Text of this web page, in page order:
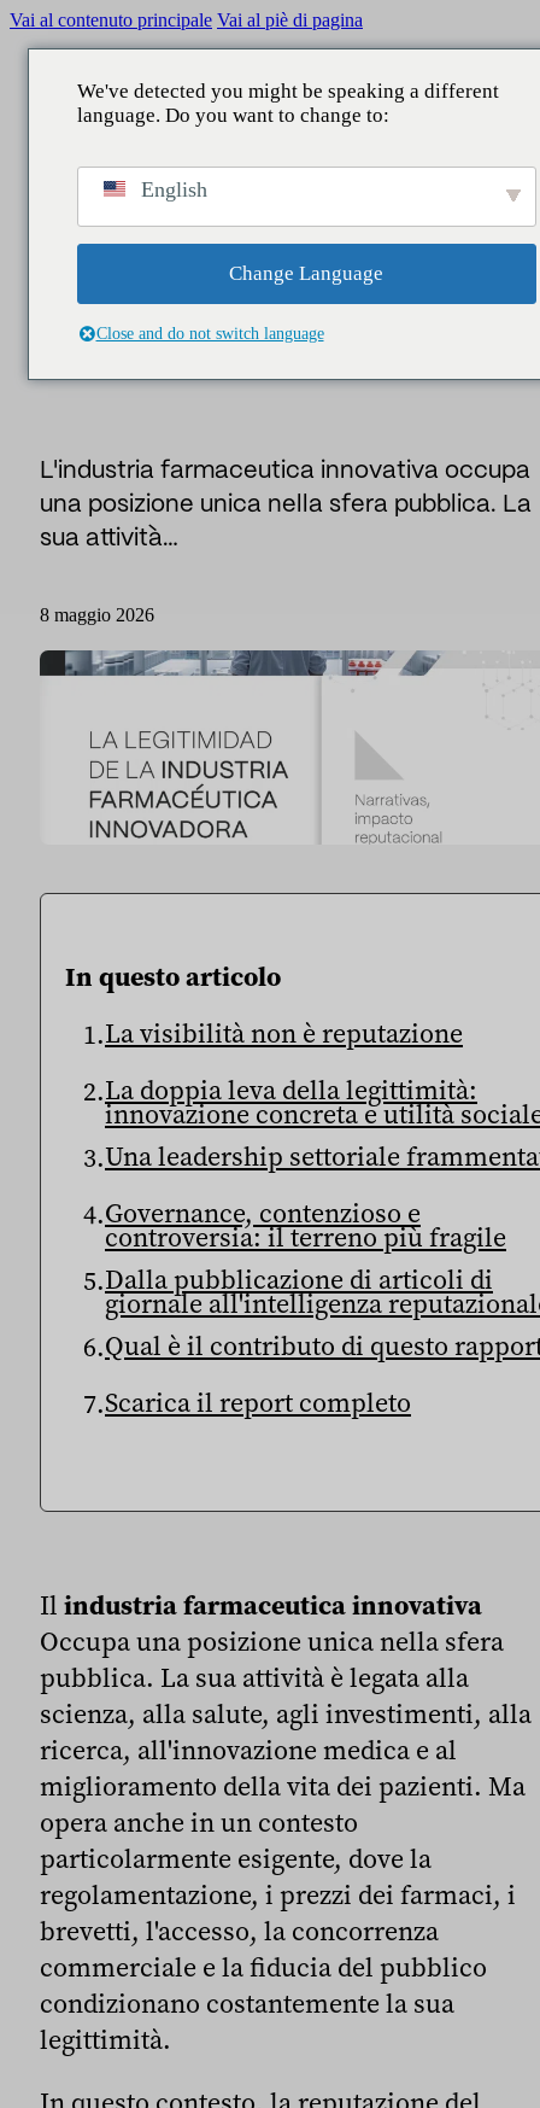
Vai al contenuto principale Vai al piè di pagina
/Rapporti La legittimità dell'industria
farmaceutica innovativa nel primo trimestre del 2026.
Informazioni,
LA LEGITTIMITÀ DELL'INDUSTRIA
FARMACEUTICA INNOVATIVA NEL
PRIMO TRIMESTRE DEL 2026.
L'industria farmaceutica innovativa occupa
una posizione unica nella sfera pubblica. La
sua attività…
8 maggio 2026
In questo articolo
La visibilità non è reputazione
La doppia leva della legittimità:
innovazione concreta e utilità
Una leadership settoriale
Governance, contenzioso e
controversia: il terreno più fragile
Dalla pubblicazione di articoli di
giornale all'intelligenza
Qual è il contributo di questo
Scarica il report completo
Il industria farmaceutica innovativa
Occupa una posizione unica nella sfera
pubblica. La sua attività è legata alla
scienza, alla salute, agli investimenti, alla
ricerca, all'innovazione medica e al
miglioramento della vita dei pazienti. Ma
opera anche in un contesto
particolarmente esigente, dove la
regolamentazione, i prezzi dei farmaci, i
brevetti, l'accesso, la concorrenza
commerciale e la fiducia del pubblico
condizionano costantemente la sua
legittimità.
We've detected you might be speaking a different
language. Do you want to change to:
English
Change Language
Close and do not switch language